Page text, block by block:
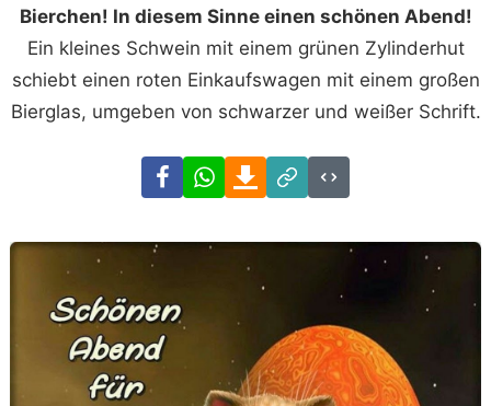
Bierchen! In diesem Sinne einen schönen Abend!
Ein kleines Schwein mit einem grünen Zylinderhut
schiebt einen roten Einkaufswagen mit einem großen
Bierglas, umgeben von schwarzer und weißer Schrift.
FacebookWhatsAppDownload
Link
Code